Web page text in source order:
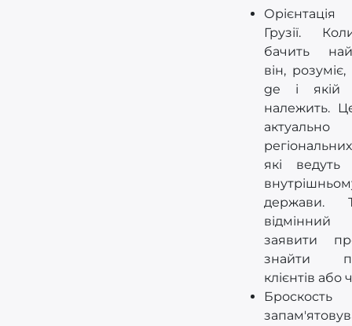
Грузії.
бачить
він,
ge і якій
належить.
які
держави.
заявити
знайти
клієнтів або